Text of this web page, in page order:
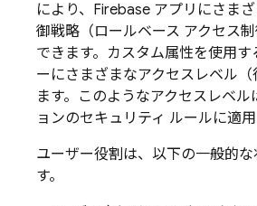
により、Firebase アプリにさま
御戦略（ロールベース アクセス
できます。カスタム属性を使用す
ーにさまざまなアクセスレベル
ます。このようなアクセスレベ
ョンのセキュリティ ルールに適用
ユーザー役割は、以下の一般的
す。